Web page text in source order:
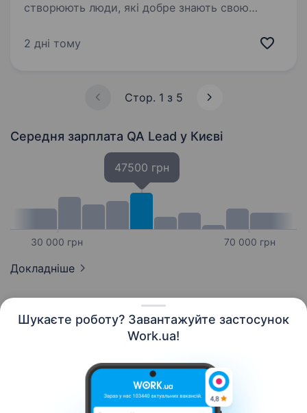
Шукаєте роботу? Завантажуйте застосунок
Work.ua!
створюють люди, які добре знають свою
У Dnipro-M ми будуємо команду майстрів
2 дні тому
Стор. 1 з 5
Середня зарплата QA Lead у Києві
30 000 грн
47500 грн
70 000 грн
Докладніше